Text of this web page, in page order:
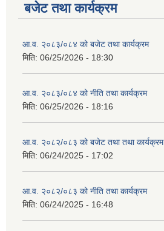
बजेट तथा कार्यक्रम
आ.व. २०८३/०८४ को बजेट तथा कार्यक्रम
मिति: 06/25/2026 - 18:30
आ.व. २०८३/०८४ को नीति तथा कार्यक्रम
मिति: 06/25/2026 - 18:16
आ.व. २०८२/०८३ को बजेट तथा तथा कार्यक्रम
मिति: 06/24/2025 - 17:02
आ.व. २०८२/०८३ को नीति तथा कार्यक्रम
मिति: 06/24/2025 - 16:48